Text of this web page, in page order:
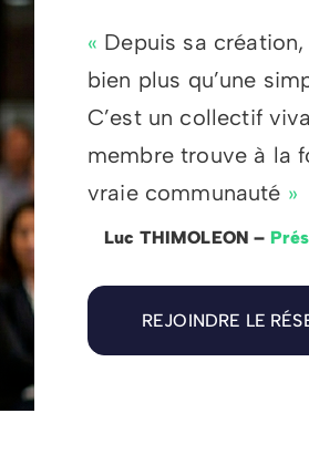
« Depuis sa
bien plus qu’une
C’est un collectif
membre trouve à la
vraie communauté »
Luc THIMOLEON –
REJOINDRE LE